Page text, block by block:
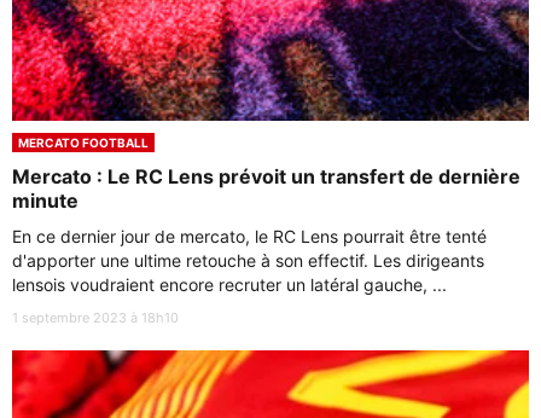
MERCATO FOOTBALL
Mercato : Le RC Lens prévoit un transfert de dernière
minute
En ce dernier jour de mercato, le RC Lens pourrait être tenté
d'apporter une ultime retouche à son effectif. Les dirigeants
lensois voudraient encore recruter un latéral gauche, ...
1 septembre 2023 à 18h10